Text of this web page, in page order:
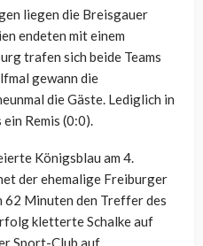
liegen die Breisgauer
endeten mit einem
trafen sich beide Teams
gewann die
die Gäste. Lediglich in
Remis (0:0).
Königsblau am 4.
der ehemalige Freiburger
Minuten den Treffer des
kletterte Schalke auf
Sport-Club auf